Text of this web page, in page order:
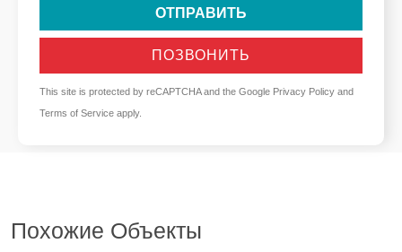
ОТПРАВИТЬ
ПОЗВОНИТЬ
This site is protected by reCAPTCHA and the Google Privacy Policy and
Terms of Service apply.
Похожие Объекты